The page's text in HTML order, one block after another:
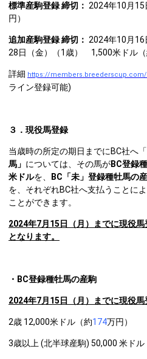
標準産駒登録 締切： 2024年10月15
円）
追加産駒登録 締切： 2024年10月16
28日（金）（1歳） 1,500米ドル（
詳細 https://
ライン登録可能)
３．現役馬登録
当歳時の所定の期日までにBC社へ「
馬」 については、その馬がBC登録
米ドルを、
BC「未」登録種牡馬の
を、それぞれBC社へ支払うことに
ことができます。
2024年7月15日（月）までに現役馬
となります。
・BC登録種牡馬の産駒
2024年7月15日（月）までに現役馬
2歳 12,000米ドル（約174万円）
3歳以上 (北半球産駒) 50,000 米ドル